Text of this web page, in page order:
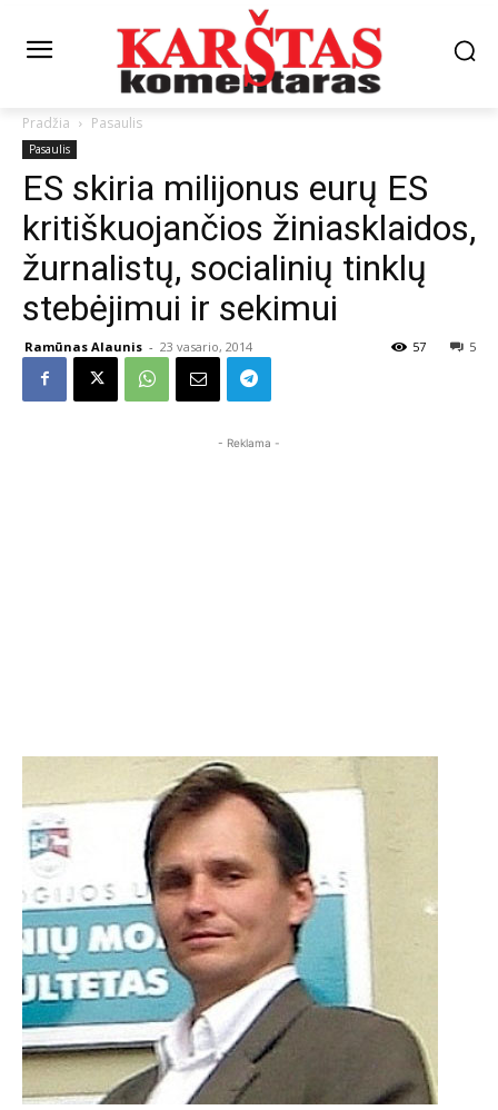
Pradžia Pasaulis
Pasaulis
ES skiria milijonus eurų ES
kritiškuojančios žiniasklaidos,
žurnalistų, socialinių tinklų
stebėjimui ir sekimui
Ramūnas Alaunis - 23 vasario, 2014 5
57
- Reklama -